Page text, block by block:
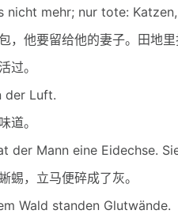
nicht mehr; nur tote:
他要留给他的妻子。田地里
过。
Luft.
。
Mann eine Eidechse.
，立马便碎成了灰。
Wald standen Glutwände.